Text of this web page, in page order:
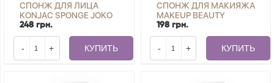
СПОНЖ ДЛЯ ЛИЦА
KONJAC SPONGE JOKO
BLEND
248 грн.
- + КУПИТЬ
СПОНЖ ДЛЯ МАКИЯЖА
MAKEUP BEAUTY
SPONGE HOT PINK JOKO
BLEND
198 грн.
- + КУПИТЬ